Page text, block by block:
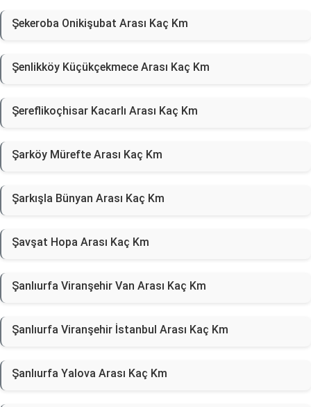
Şekeroba Onikişubat Arası Kaç Km
Şenlikköy Küçükçekmece Arası Kaç Km
Şereflikoçhisar Kacarlı Arası Kaç Km
Şarköy Mürefte Arası Kaç Km
Şarkışla Bünyan Arası Kaç Km
Şavşat Hopa Arası Kaç Km
Şanlıurfa Viranşehir Van Arası Kaç Km
Şanlıurfa Viranşehir İstanbul Arası Kaç Km
Şanlıurfa Yalova Arası Kaç Km